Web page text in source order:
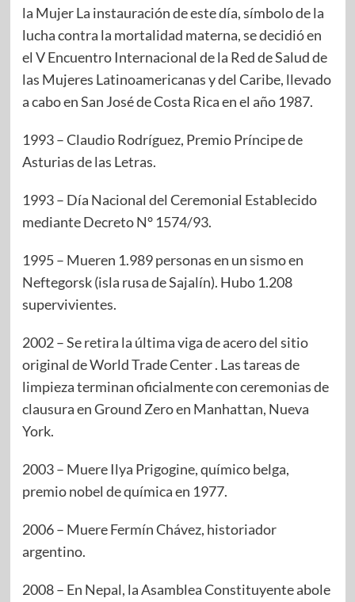
la Mujer La instauración de este día, símbolo de la
lucha contra la mortalidad materna, se decidió en
el V Encuentro Internacional de la Red de Salud de
las Mujeres Latinoamericanas y del Caribe, llevado
a cabo en San José de Costa Rica en el año 1987.
1993 – Claudio Rodríguez, Premio Príncipe de
Asturias de las Letras.
1993 – Día Nacional del Ceremonial Establecido
mediante Decreto N° 1574/93.
1995 – Mueren 1.989 personas en un sismo en
Neftegorsk (isla rusa de Sajalín). Hubo 1.208
supervivientes.
2002 – Se retira la última viga de acero del sitio
original de World Trade Center . Las tareas de
limpieza terminan oficialmente con ceremonias de
clausura en Ground Zero en Manhattan, Nueva
York.
2003 – Muere Ilya Prigogine, químico belga,
premio nobel de química en 1977.
2006 – Muere Fermín Chávez, historiador
argentino.
2008 – En Nepal, la Asamblea Constituyente abole